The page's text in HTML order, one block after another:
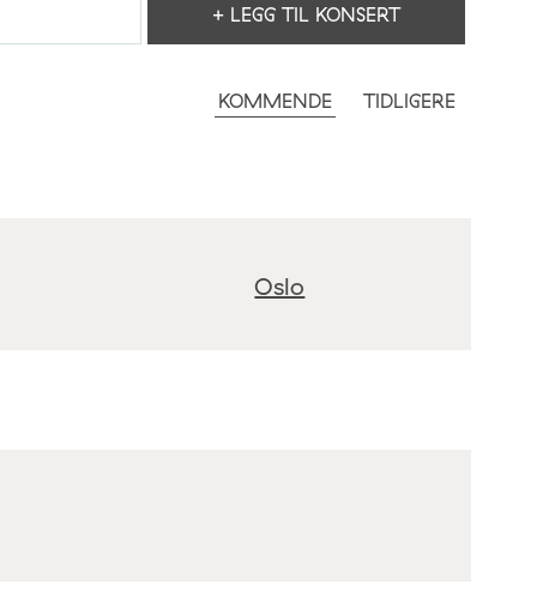
+ LEGG TIL KONSERT
KOMMENDE TIDLIGERE
Oslo